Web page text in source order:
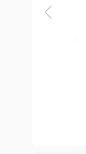
3. Chính
3.1. Thời gian
Chưa có đánh giá